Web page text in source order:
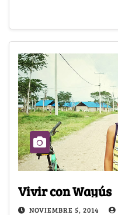
Vivir con Wayús
NOVIEMBRE 5, 2014